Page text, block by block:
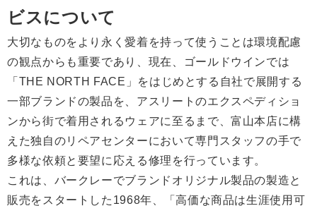
ビスについて
大切なものをより永く愛着を持って使うことは環境配慮
の観点からも重要であり、現在、ゴールドウインでは
「THE NORTH FACE」をはじめとする自社で展開する
一部ブランドの製品を、アスリートのエクスペディショ
ンから街で着用されるウェアに至るまで、富山本店に構
えた独自のリペアセンターにおいて専門スタッフの手で
多様な依頼と要望に応える修理を行っています。
これは、バークレーでブランドオリジナル製品の製造と
販売をスタートした1968年、「高価な商品は生涯使用可